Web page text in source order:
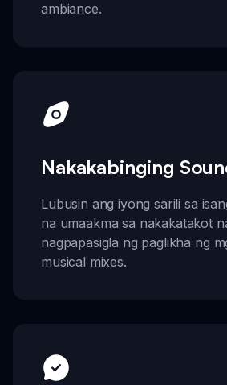
ambiance.
Nakakabinging
Lubusin ang iyong sarili sa
na umaakma sa nakakatakot
nagpapasigla ng paglikha ng
musical mixes.